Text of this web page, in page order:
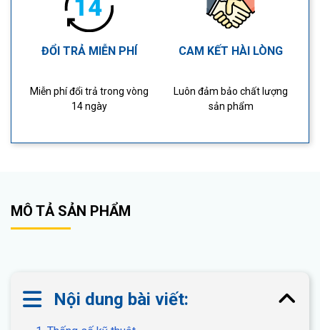
ĐỔI TRẢ MIỄN PHÍ
Miễn phí đổi trả trong vòng
14 ngày
CAM KẾT HÀI LÒNG
Luôn đảm bảo chất lượng
sản phẩm
MÔ TẢ SẢN PHẨM
Nội dung bài viết: